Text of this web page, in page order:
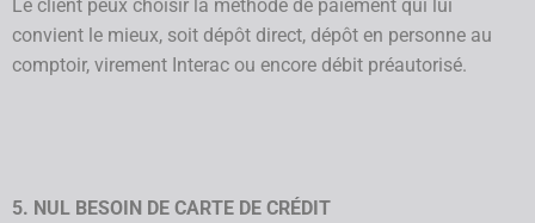
Le client peux choisir la méthode de paiement qui lui
convient le mieux, soit dépôt direct, dépôt en personne au
comptoir, virement Interac ou encore débit préautorisé.
5. NUL BESOIN DE CARTE DE CRÉDIT